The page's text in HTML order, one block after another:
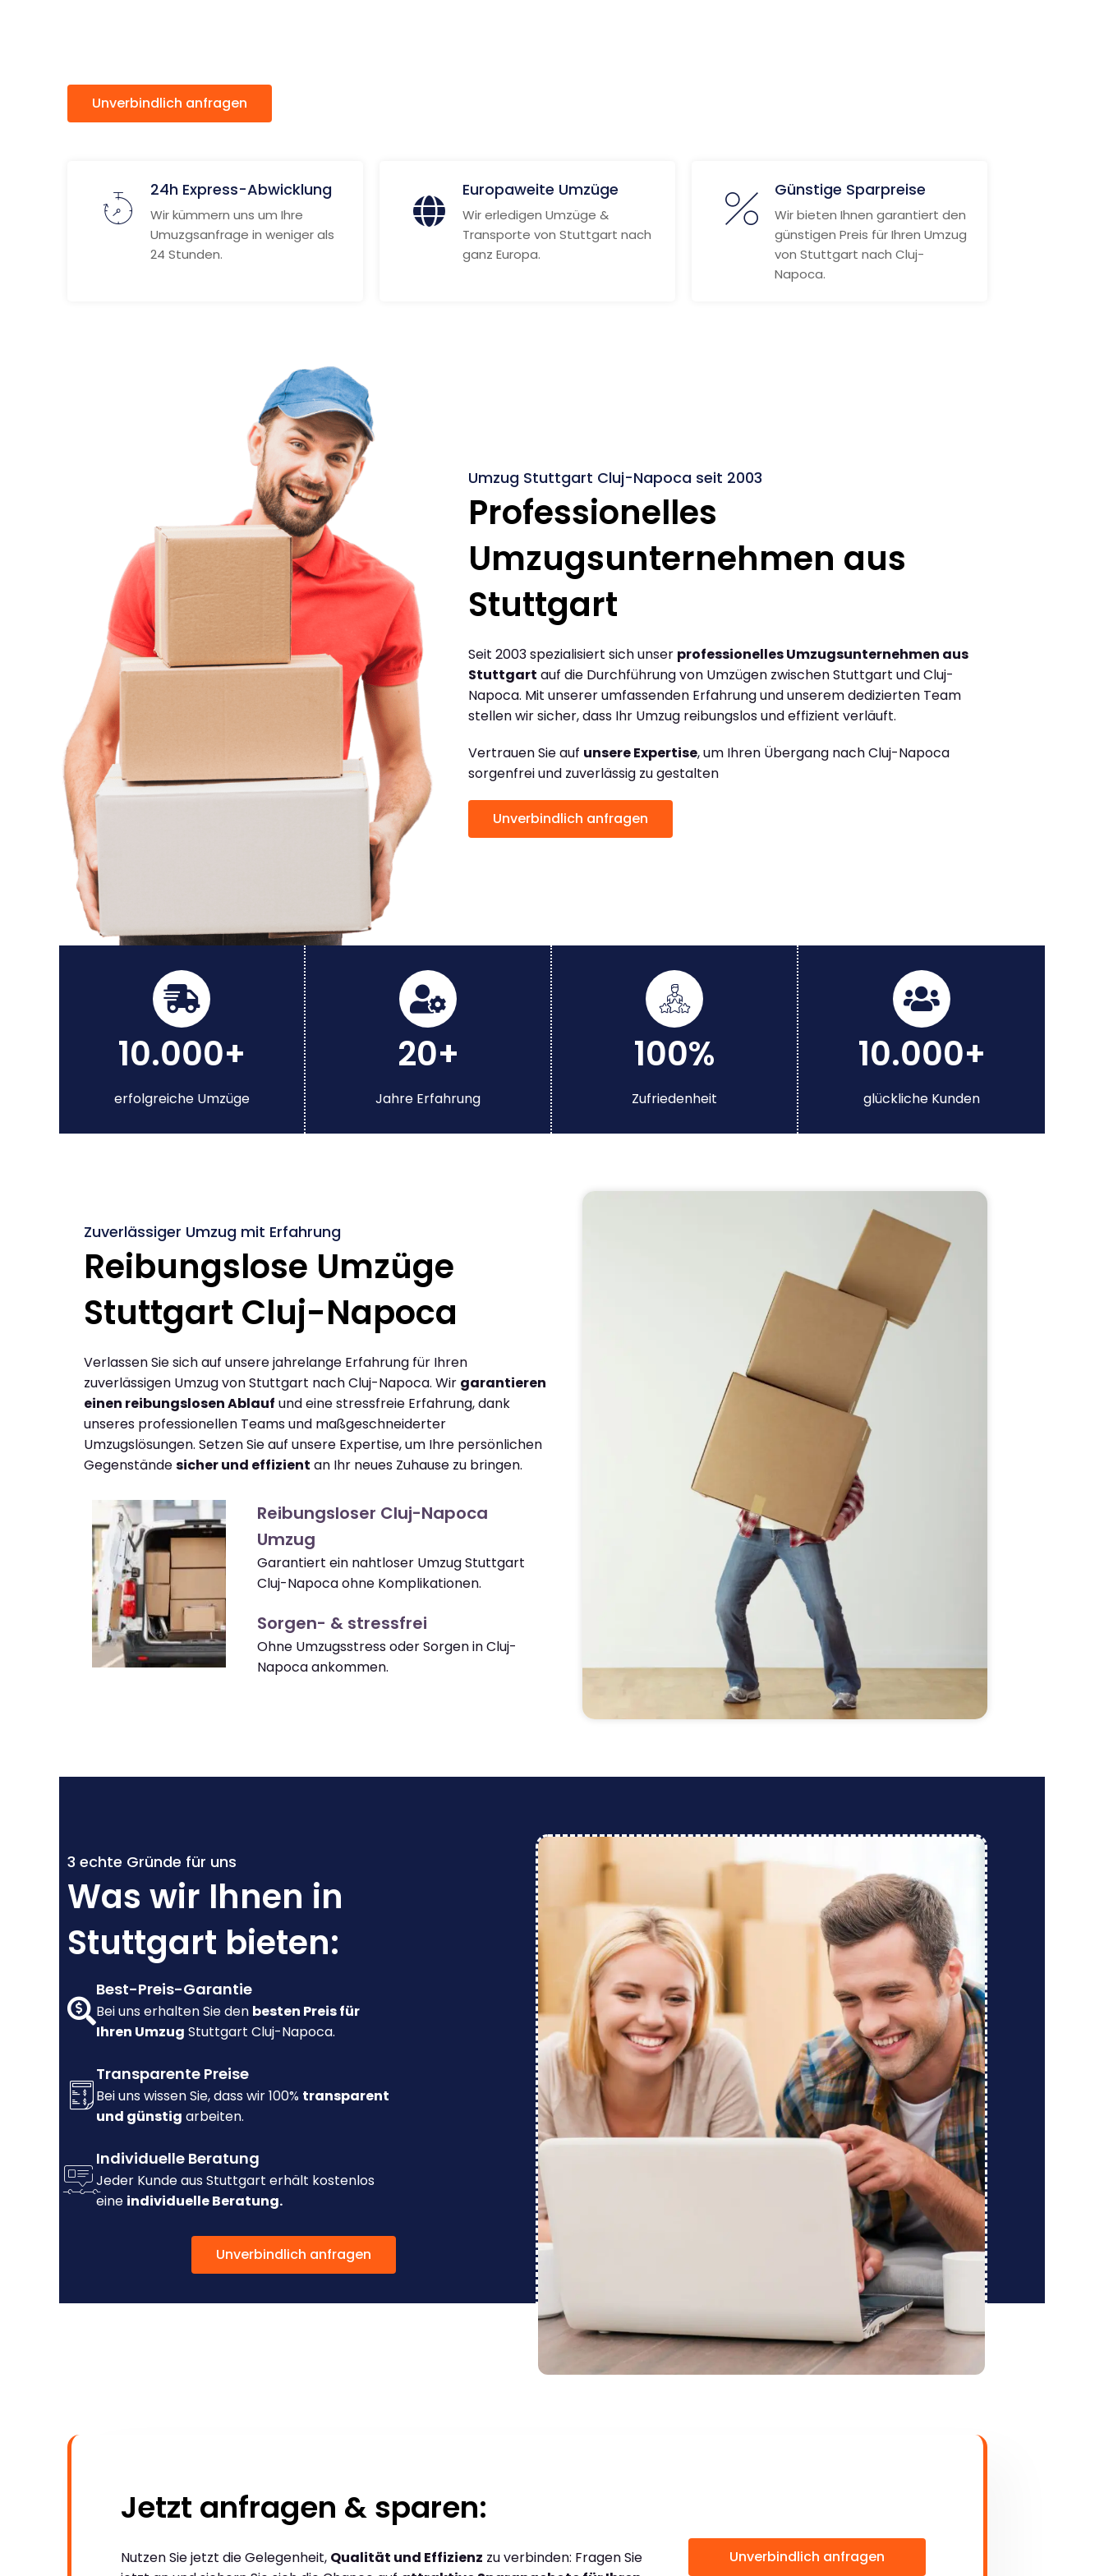
Unverbindlich anfragen
24h Express-Abwicklung
Wir kümmern uns um Ihre
Umuzgsanfrage in weniger als
24 Stunden.
Europaweite Umzüge
Wir erledigen Umzüge &
Transporte von Stuttgart nach
ganz Europa.
Günstige Sparpreise
Wir bieten Ihnen garantiert den
günstigen Preis für Ihren Umzug
von Stuttgart nach Cluj-
Napoca.
Umzug Stuttgart Cluj-Napoca seit 2003
Professionelles
Umzugsunternehmen aus
Stuttgart
Seit 2003 spezialisiert sich unser professionelles Umzugsunternehmen aus
Stuttgart auf die Durchführung von Umzügen zwischen Stuttgart und Cluj-
Napoca. Mit unserer umfassenden Erfahrung und unserem dedizierten Team
stellen wir sicher, dass Ihr Umzug reibungslos und effizient verläuft.
Vertrauen Sie auf unsere Expertise, um Ihren Übergang nach Cluj-Napoca
sorgenfrei und zuverlässig zu gestalten
Unverbindlich anfragen
10.000+
erfolgreiche Umzüge
20+
Jahre Erfahrung
100%
Zufriedenheit
10.000+
glückliche Kunden
Zuverlässiger Umzug mit Erfahrung
Reibungslose Umzüge
Stuttgart Cluj-Napoca
Verlassen Sie sich auf unsere jahrelange Erfahrung für Ihren
zuverlässigen Umzug von Stuttgart nach Cluj-Napoca. Wir garantieren
einen reibungslosen Ablauf und eine stressfreie Erfahrung, dank
unseres professionellen Teams und maßgeschneiderter
Umzugslösungen. Setzen Sie auf unsere Expertise, um Ihre persönlichen
Gegenständesicher und effizient an Ihr neues Zuhause zu bringen.
Reibungsloser Cluj-Napoca
Umzug
Garantiert ein nahtloser Umzug Stuttgart
Cluj-Napoca ohne Komplikationen.
Sorgen- & stressfrei
Ohne Umzugsstress oder Sorgen in Cluj-
Napoca ankommen.
3 echte Gründe für uns
Was wir Ihnen in
Stuttgart bieten:
Best-Preis-Garantie
Bei uns erhalten Sie den besten Preis für
Ihren Umzug Stuttgart Cluj-Napoca.
Transparente Preise
Bei uns wissen Sie, dass wir 100% transparent
und günstig arbeiten.
Individuelle Beratung
Jeder Kunde aus Stuttgart erhält kostenlos
eine individuelle Beratung.
Unverbindlich anfragen
Jetzt anfragen & sparen:
Nutzen Sie jetzt die Gelegenheit, Qualität und Effizienz zu verbinden: Fragen Sie
Unverbindlich anfragen